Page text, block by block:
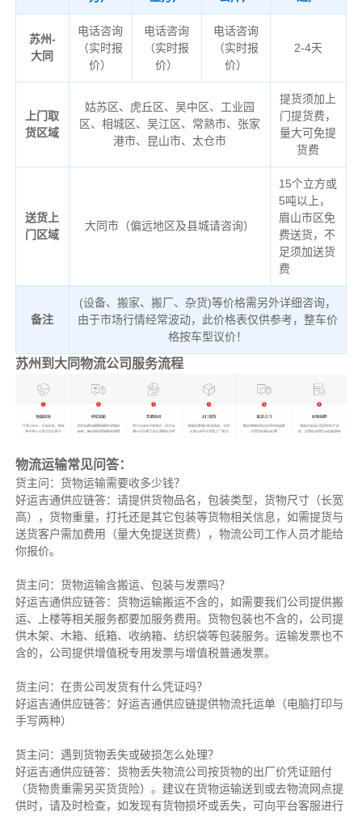
苏州-
大同
电话咨询
（实时报
价）
电话咨询
（实时报
价）
电话咨询
（实时报
价）
2-4天
上门取
货区域
姑苏区、虎丘区、吴中区、工业园
区、相城区、吴江区、常熟市、张家
港市、昆山市、太仓市
提货须加上
门提货费，
量大可免提
货费
送货上
门区域
大同市（偏远地区及县城请咨询）
15个立方或
5吨以上，
眉山市区免
费送货，不
足须加送货
费
备注
(设备、搬家、搬厂、杂货)等价格需另外详细咨询，
由于市场行情经常波动，此价格表仅供参考，整车价
格按车型议价！
苏州到大同物流公司服务流程
物流运输常见问答：
货主问：货物运输需要收多少钱？
好运吉通供应链答：请提供货物品名，包装类型，货物尺寸（长宽
高），货物重量，打托还是其它包装等货物相关信息，如需提货与
送货客户需加费用（量大免提送货费），物流公司工作人员才能给
你报价。
货主问：货物运输含搬运、包装与发票吗？
好运吉通供应链答：货物运输搬运不含的，如需要我们公司提供搬
运、上楼等相关服务都要加服务费用。货物包装也不含的，公司提
供木架、木箱、纸箱、收纳箱、纺织袋等包装服务。运输发票也不
含的，公司提供增值税专用发票与增值税普通发票。
货主问：在贵公司发货有什么凭证吗？
好运吉通供应链答：好运吉通供应链提供物流托运单（电脑打印与
手写两种）
货主问：遇到货物丢失或破损怎么处理？
好运吉通供应链答：货物丢失物流公司按货物的出厂价凭证赔付
（货物贵重需另买货货险）。建议在货物运输送到或去物流网点提
供时，请及时检查，如发现有货物损坏或丢失，可向平台客服进行